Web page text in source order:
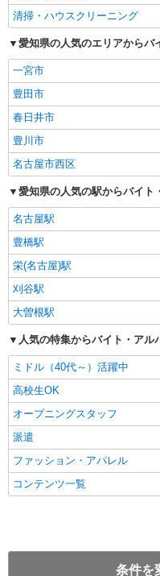
清掃・ハウスクリーニング
愛知県の人気のエリアからバ
一宮市
豊田市
春日井市
豊川市
名古屋市西区
愛知県の人気の駅からバイト
名古屋駅
豊橋駅
栄(名古屋)駅
刈谷駅
大曽根駅
人気の特集からバイト・アル
ミドル（40代～）活躍中
高校生OK
オープニングスタッフ
派遣
ファッション・アパレル
コンテンツ一覧
条件を